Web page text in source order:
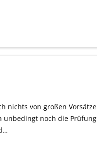
nichts von großen
unbedingt noch die